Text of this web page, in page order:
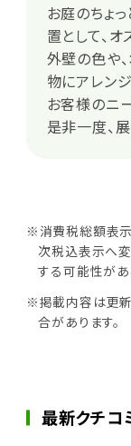
お庭のちょ
置として、オ
外壁の色や
物にアレン
お客様のニ
是非一度、
※消費税総額表
次税込表示へ
する可能性があ
※掲載内容は更新
合があります。
最新クチコ